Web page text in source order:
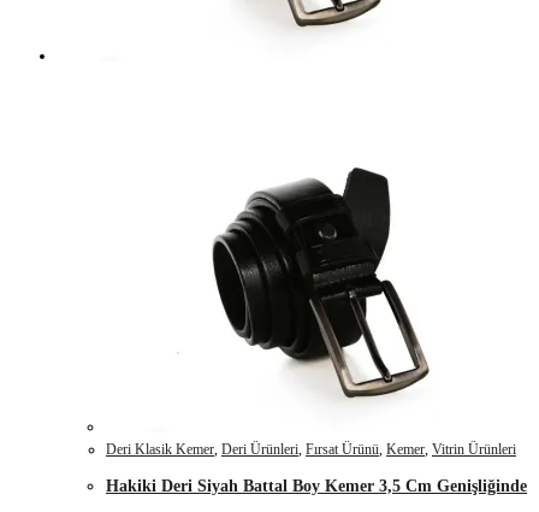
Deri Klasik Kemer, Deri Ürünleri, Fırsat Ürünü, Kemer, Vitrin Ürünleri
Hakiki Deri Siyah Battal Boy Kemer 3,5 Cm Genişliğinde